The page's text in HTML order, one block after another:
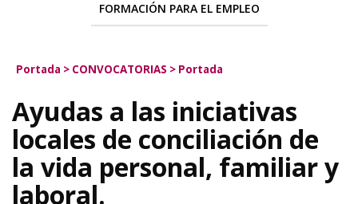
FORMACIÓN PARA EL EMPLEO
Portada > CONVOCATORIAS > Portada
Ayudas a las iniciativas
locales de conciliación de
la vida personal, familiar y
laboral.